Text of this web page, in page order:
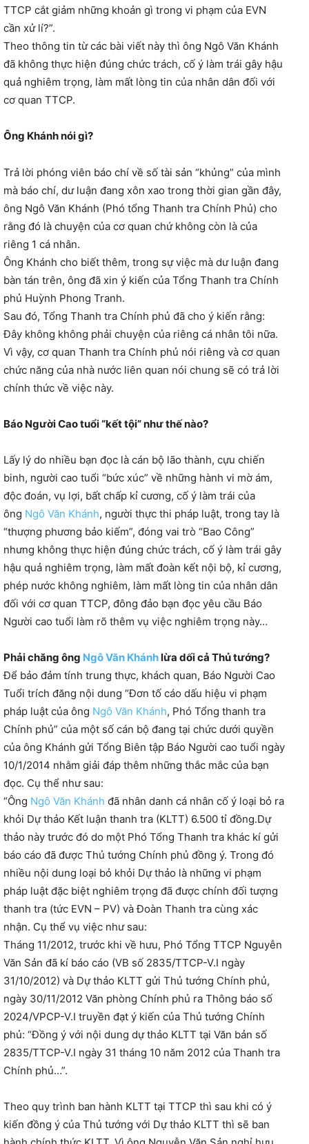
TTCP cắt giảm những khoản gì trong vi phạm của EVN
cần xử lí?”.
Theo thông tin từ các bài viết này thì ông Ngô Văn Khánh
đã không thực hiện đúng chức trách, cố ý làm trái gây hậu
quả nghiêm trọng, làm mất lòng tin của nhân dân đối với
cơ quan TTCP.
Ông Khánh nói gì?
Trả lời phóng viên báo chí về số tài sản “khủng” của mình
mà báo chí, dư luận đang xôn xao trong thời gian gần đây,
ông Ngô Văn Khánh (Phó tổng Thanh tra Chính Phủ) cho
rằng đó là chuyện của cơ quan chứ không còn là của
riêng 1 cá nhân.
Ông Khánh cho biết thêm, trong sự việc mà dư luận đang
bàn tán trên, ông đã xin ý kiến của Tổng Thanh tra Chính
phủ Huỳnh Phong Tranh.
Sau đó, Tổng Thanh tra Chính phủ đã cho ý kiến rằng:
Đây không không phải chuyện của riêng cá nhân tôi nữa.
Vì vậy, cơ quan Thanh tra Chính phủ nói riêng và cơ quan
chức năng của nhà nước liên quan nói chung sẽ có trả lời
chính thức về việc này.
Báo Người Cao tuổi “kết tội” như thế nào?
Lấy lý do nhiều bạn đọc là cán bộ lão thành, cựu chiến
binh, người cao tuổi “bức xúc” về những hành vi mờ ám,
độc đoán, vụ lợi, bất chấp kỉ cương, cố ý làm trái của
ông Ngô Văn Khánh, người thực thi pháp luật, trong tay là
“thượng phương bảo kiếm”, đóng vai trò “Bao Công”
nhưng không thực hiện đúng chức trách, cố ý làm trái gây
hậu quả nghiêm trọng, làm mất đoàn kết nội bộ, kỉ cương,
phép nước không nghiêm, làm mất lòng tin của nhân dân
đối với cơ quan TTCP, đông đảo bạn đọc yêu cầu Báo
Người cao tuổi làm rõ thêm vụ việc nghiêm trọng này…
Phải chăng ông Ngô Văn Khánhlừa dối cả Thủ tướng?
Để bảo đảm tính trung thực, khách quan, Báo Người Cao
Tuổi trích đăng nội dung “Đơn tố cáo dấu hiệu vi phạm
pháp luật của ông Ngô Văn Khánh, Phó Tổng thanh tra
Chính phủ” của một số cán bộ đang tại chức dưới quyền
của ông Khánh gửi Tổng Biên tập Báo Người cao tuổi ngày
10/1/2014 nhằm giải đáp thêm những thắc mắc của bạn
đọc. Cụ thể như sau:
“Ông Ngô Văn Khánh đã nhân danh cá nhân cố ý loại bỏ ra
khỏi Dự thảo Kết luận thanh tra (KLTT) 6.500 tỉ đồng.Dự
thảo này trước đó do một Phó Tổng Thanh tra khác kí gửi
báo cáo đã được Thủ tướng Chính phủ đồng ý. Trong đó
nhiều nội dung loại bỏ khỏi Dự thảo là những vi phạm
pháp luật đặc biệt nghiêm trọng đã được chính đối tượng
thanh tra (tức EVN – PV) và Đoàn Thanh tra cùng xác
nhận. Cụ thể vụ việc như sau:
Tháng 11/2012, trước khi về hưu, Phó Tổng TTCP Nguyễn
Văn Sản đã kí báo cáo (VB số 2835/TTCP-V.I ngày
31/10/2012) và Dự thảo KLTT gửi Thủ tướng Chính phủ,
ngày 30/11/2012 Văn phòng Chính phủ ra Thông báo số
2024/VPCP-V.I truyền đạt ý kiến của Thủ tướng Chính
phủ: “Đồng ý với nội dung dự thảo KLTT tại Văn bản số
2835/TTCP-V.I ngày 31 tháng 10 năm 2012 của Thanh tra
Chính phủ…”.
Theo quy trình ban hành KLTT tại TTCP thì sau khi có ý
kiến đồng ý của Thủ tướng với Dự thảo KLTT thì sẽ ban